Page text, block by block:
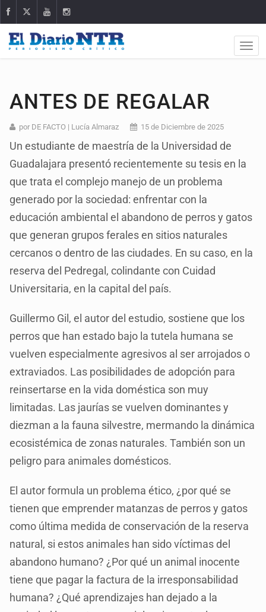
ANTES DE REGALAR
por DE FACTO | Lucía Almaraz 15 de Diciembre de 2025
Un estudiante de maestría de la Universidad de
Guadalajara presentó recientemente su tesis en la
que trata el complejo manejo de un problema
generado por la sociedad: enfrentar con la
educación ambiental el abandono de perros y gatos
que generan grupos ferales en sitios naturales
cercanos o dentro de las ciudades. En su caso, en la
reserva del Pedregal, colindante con Cuidad
Universitaria, en la capital del país.
Guillermo Gil, el autor del estudio, sostiene que los
perros que han estado bajo la tutela humana se
vuelven especialmente agresivos al ser arrojados o
extraviados. Las posibilidades de adopción para
reinsertarse en la vida doméstica son muy
limitadas. Las jaurías se vuelven dominantes y
diezman a la fauna silvestre, mermando la dinámica
ecosistémica de zonas naturales. También son un
peligro para animales domésticos.
El autor formula un problema ético, ¿por qué se
tienen que emprender matanzas de perros y gatos
como última medida de conservación de la reserva
natural, si estos animales han sido víctimas del
abandono humano? ¿Por qué un animal inocente
tiene que pagar la factura de la irresponsabilidad
humana? ¿Qué aprendizajes han dejado a la